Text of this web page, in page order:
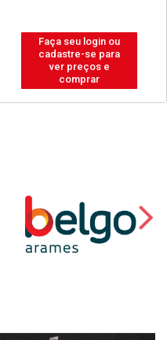
Faça seu login ou
cadastre-se para
ver preços e
comprar